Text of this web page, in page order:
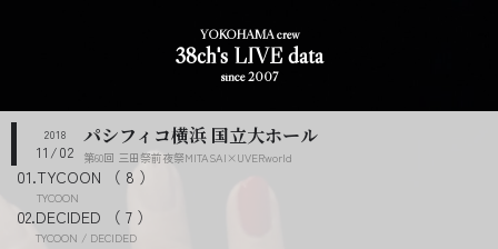
YOKOHAMA crew
38ch's LIVE data
since 2007
2018
11/02
パシフィコ横浜 国立大ホール
第60回 三田祭前夜祭MITASAI×UVERworld
TYCOON 8
TYCOON
DECIDED 7
TYCOON / DECIDED